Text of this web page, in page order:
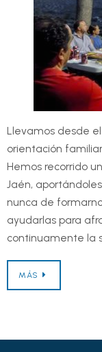
Llevamos desde
orientación
Hemos recorrido
Jaén,
nunca de
ayudarlas para
continuamente la
MÁS